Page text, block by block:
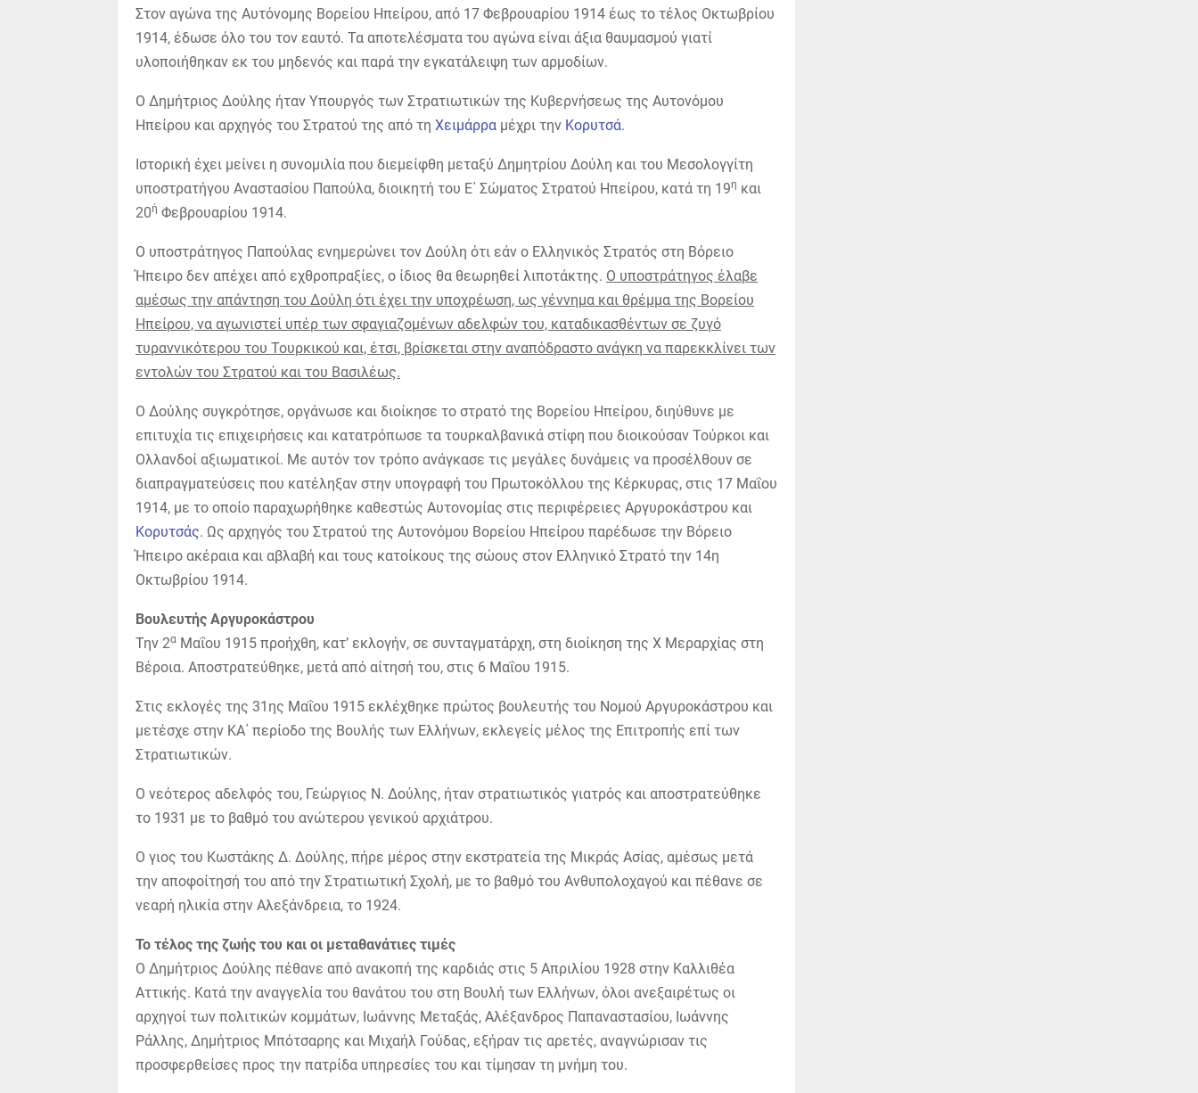
Στον αγώνα της Αυτόνομης Βορείου Ηπείρου, από 17 Φεβρουαρίου 1914 έως το τέλος Οκτωβρίου
1914, έδωσε όλο του τον εαυτό. Τα αποτελέσματα του αγώνα είναι άξια θαυμασμού γιατί
υλοποιήθηκαν εκ του μηδενός και παρά την εγκατάλειψη των αρμοδίων.
Ο Δημήτριος Δούλης ήταν Υπουργός των Στρατιωτικών της Κυβερνήσεως της Αυτονόμου
Ηπείρου και αρχηγός του Στρατού της από τη Χειμάρρα μέχρι την Κορυτσά.
Ιστορική έχει μείνει η συνομιλία που διεμείφθη μεταξύ Δημητρίου Δούλη και του Μεσολογγίτη
υποστρατήγου Αναστασίου Παπούλα, διοικητή του Ε΄ Σώματος Στρατού Ηπείρου, κατά τη 19η και
20ή Φεβρουαρίου 1914.
Ο υποστράτηγος Παπούλας ενημερώνει τον Δούλη ότι εάν ο Ελληνικός Στρατός στη Βόρειο
Ήπειρο δεν απέχει από εχθροπραξίες, ο ίδιος θα θεωρηθεί λιποτάκτης. Ο υποστράτηγος έλαβε
αμέσως την απάντηση του Δούλη ότι έχει την υποχρέωση, ως γέννημα και θρέμμα της Βορείου
Ηπείρου, να αγωνιστεί υπέρ των σφαγιαζομένων αδελφών του, καταδικασθέντων σε ζυγό
τυραννικότερου του Τουρκικού και, έτσι, βρίσκεται στην αναπόδραστο ανάγκη να παρεκκλίνει των
εντολών του Στρατού και του Βασιλέως.
Ο Δούλης συγκρότησε, οργάνωσε και διοίκησε το στρατό της Βορείου Ηπείρου, διηύθυνε με
επιτυχία τις επιχειρήσεις και κατατρόπωσε τα τουρκαλβανικά στίφη που διοικούσαν Τούρκοι και
Ολλανδοί αξιωματικοί. Με αυτόν τον τρόπο ανάγκασε τις μεγάλες δυνάμεις να προσέλθουν σε
διαπραγματεύσεις που κατέληξαν στην υπογραφή του Πρωτοκόλλου της Κέρκυρας, στις 17 Μαΐου
1914, με το οποίο παραχωρήθηκε καθεστώς Αυτονομίας στις περιφέρειες Αργυροκάστρου και
Κορυτσάς. Ως αρχηγός του Στρατού της Αυτονόμου Βορείου Ηπείρου παρέδωσε την Βόρειο
Ήπειρο ακέραια και αβλαβή και τους κατοίκους της σώους στον Ελληνικό Στρατό την 14η
Οκτωβρίου 1914.
Βουλευτής Αργυροκάστρου
Την 2α Μαΐου 1915 προήχθη, κατ’ εκλογήν, σε συνταγματάρχη, στη διοίκηση της Χ Μεραρχίας στη
Βέροια. Αποστρατεύθηκε, μετά από αίτησή του, στις 6 Μαΐου 1915.
Στις εκλογές της 31ης Μαΐου 1915 εκλέχθηκε πρώτος βουλευτής του Νομού Αργυροκάστρου και
μετέσχε στην ΚΑ΄ περίοδο της Βουλής των Ελλήνων, εκλεγείς μέλος της Επιτροπής επί των
Στρατιωτικών.
Ο νεότερος αδελφός του, Γεώργιος Ν. Δούλης, ήταν στρατιωτικός γιατρός και αποστρατεύθηκε
το 1931 με το βαθμό του ανώτερου γενικού αρχιάτρου.
Ο γιος του Κωστάκης Δ. Δούλης, πήρε μέρος στην εκστρατεία της Μικράς Ασίας, αμέσως μετά
την αποφοίτησή του από την Στρατιωτική Σχολή, με το βαθμό του Ανθυπολοχαγού και πέθανε σε
νεαρή ηλικία στην Αλεξάνδρεια, το 1924.
Το τέλος της ζωής του και οι μεταθανάτιες τιμές
Ο Δημήτριος Δούλης πέθανε από ανακοπή της καρδιάς στις 5 Απριλίου 1928 στην Καλλιθέα
Αττικής. Κατά την αναγγελία του θανάτου του στη Βουλή των Ελλήνων, όλοι ανεξαιρέτως οι
αρχηγοί των πολιτικών κομμάτων, Ιωάννης Μεταξάς, Αλέξανδρος Παπαναστασίου, Ιωάννης
Ράλλης, Δημήτριος Μπότσαρης και Μιχαήλ Γούδας, εξήραν τις αρετές, αναγνώρισαν τις
προσφερθείσες προς την πατρίδα υπηρεσίες του και τίμησαν τη μνήμη του.